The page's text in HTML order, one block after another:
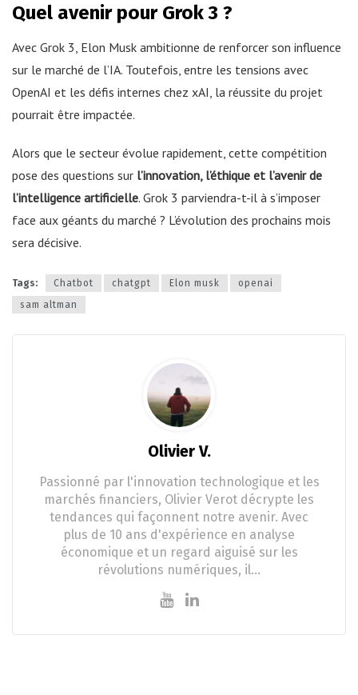
Quel avenir pour Grok 3 ?
Avec Grok 3, Elon Musk ambitionne de renforcer son influence
sur le marché de l’IA. Toutefois, entre les tensions avec
OpenAI et les défis internes chez xAI, la réussite du projet
pourrait être impactée.
Alors que le secteur évolue rapidement, cette compétition
pose des questions sur l’innovation, l’éthique et l’avenir de
l’intelligence artificielle. Grok 3 parviendra-t-il à s’imposer
face aux géants du marché ? L’évolution des prochains mois
sera décisive.
Tags: Chatbot chatgpt Elon musk
openai
sam altman
Olivier V.
Passionné par l'innovation technologique et les
marchés financiers, Olivier Verot décrypte les
tendances qui façonnent notre avenir. Avec
plus de 10 ans d'expérience en analyse
économique et un regard aiguisé sur les
révolutions numériques, il…